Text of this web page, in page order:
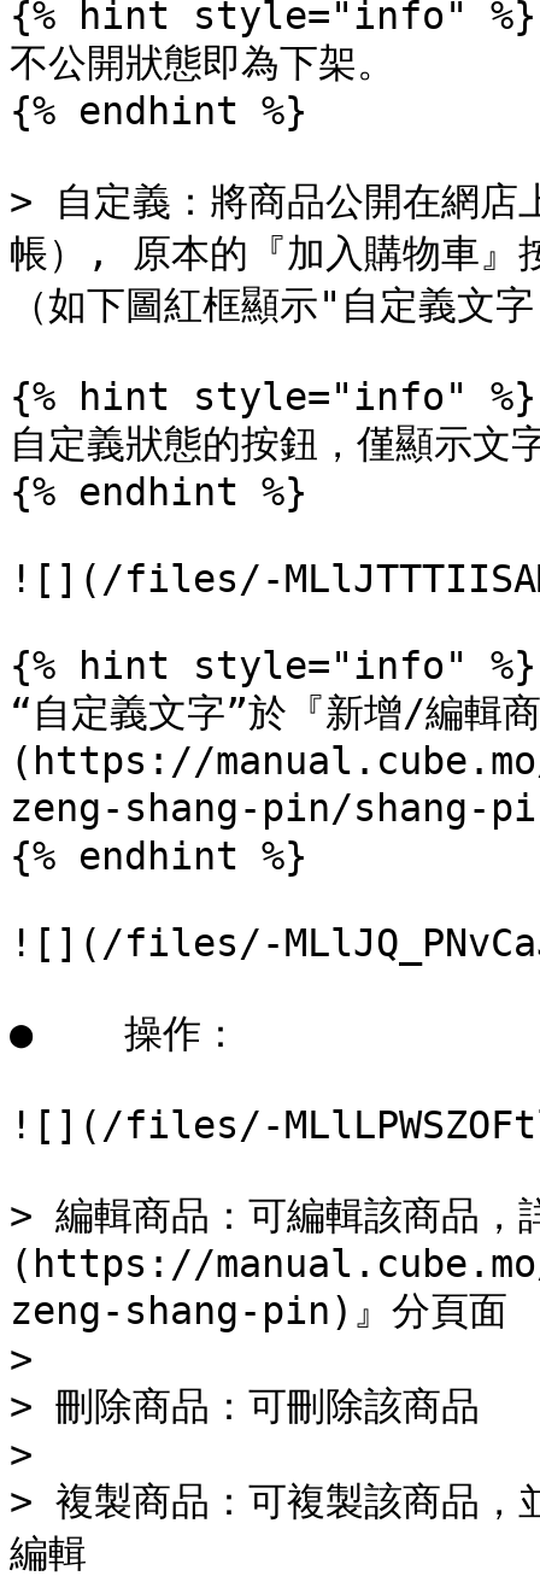
{% hint style="info" %}
不公開狀態即為下架。
{% endhint %}
> 自定義：將商品公開在網店
帳）, 原本的『加入購物車』
（如下圖紅框顯示"自定義文
{% hint style="info" %}
自定義狀態的按鈕，僅顯示文
{% endhint %}
![](/files/-
{% hint style="info" %}
“自定義文字”於『新增/編輯
(https://
zeng-shang-pin/shang-
{% endhint %}
![](/files/-
●    操作：
![](/files/-
> 編輯商品：可編輯該商品
(https://
zeng-shang-pin)』分頁面
>
> 刪除商品：可刪除該商品
>
> 複製商品：可複製該商品，
編輯